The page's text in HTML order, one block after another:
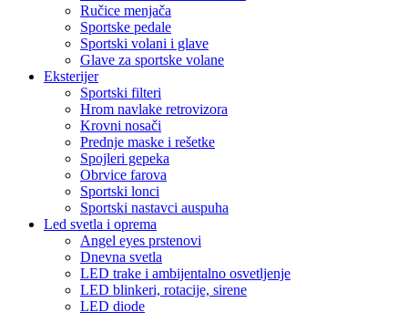
Ručice menjača
Sportske pedale
Sportski volani i glave
Glave za sportske volane
Eksterijer
Sportski filteri
Hrom navlake retrovizora
Krovni nosači
Prednje maske i rešetke
Spojleri gepeka
Obrvice farova
Sportski lonci
Sportski nastavci auspuha
Led svetla i oprema
Angel eyes prstenovi
Dnevna svetla
LED trake i ambijentalno osvetljenje
LED blinkeri, rotacije, sirene
LED diode